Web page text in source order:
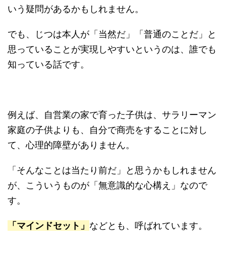
いう疑問があるかもしれません。
でも、じつは本人が「当然だ」「普通のことだ」と
思っていることが実現しやすいというのは、誰でも
知っている話です。
例えば、自営業の家で育った子供は、サラリーマン
家庭の子供よりも、自分で商売をすることに対し
て、心理的障壁がありません。
「そんなことは当たり前だ」と思うかもしれません
が、こういうものが「無意識的な心構え」なので
す。
「マインドセット」 などとも、呼ばれています。